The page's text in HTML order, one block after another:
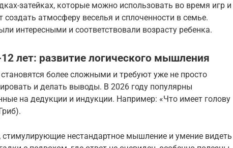
затейках, которые можно использовать во время игр и
атмосферу веселья и сплоченности в семье.
интересными и соответствовали возрасту ребенка.
лет: развитие логического мышления
более сложными и требуют уже не просто
и делать выводы. В 2026 году популярны
на дедукции и индукции. Например: «Что имеет голову
стимулирующие нестандартное мышление и умение видеть